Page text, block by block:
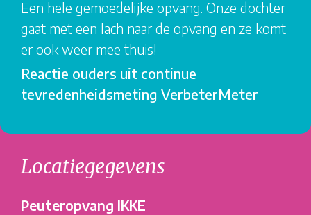
Een hele gemoedelijke opvang. Onze dochter
gaat met een lach naar de opvang en ze komt
er ook weer mee thuis!
Reactie ouders uit continue
tevredenheidsmeting VerbeterMeter
Locatiegegevens
Peuteropvang IKKE